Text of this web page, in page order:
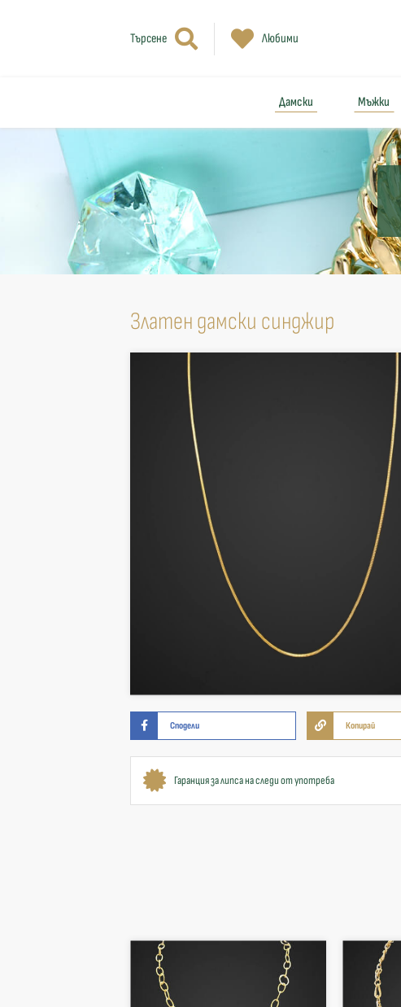
Търсене Любими
Дамски Мъжки
Златен дамски синджир
Сподели Копирай
Гаранция за липса на следи от употреба